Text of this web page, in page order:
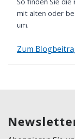
mit alten oder
um.
Zum